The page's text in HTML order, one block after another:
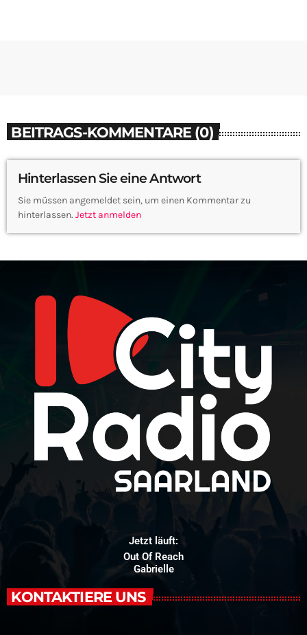
BEITRAGS-KOMMENTARE (0)
Hinterlassen Sie eine Antwort
Sie müssen angemeldet sein, um einen Kommentar zu
hinterlassen. Jetzt anmelden
Jetzt läuft:
Out Of Reach
Gabrielle
KONTAKTIERE UNS